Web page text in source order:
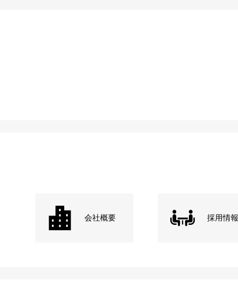
会社概要 採用情報